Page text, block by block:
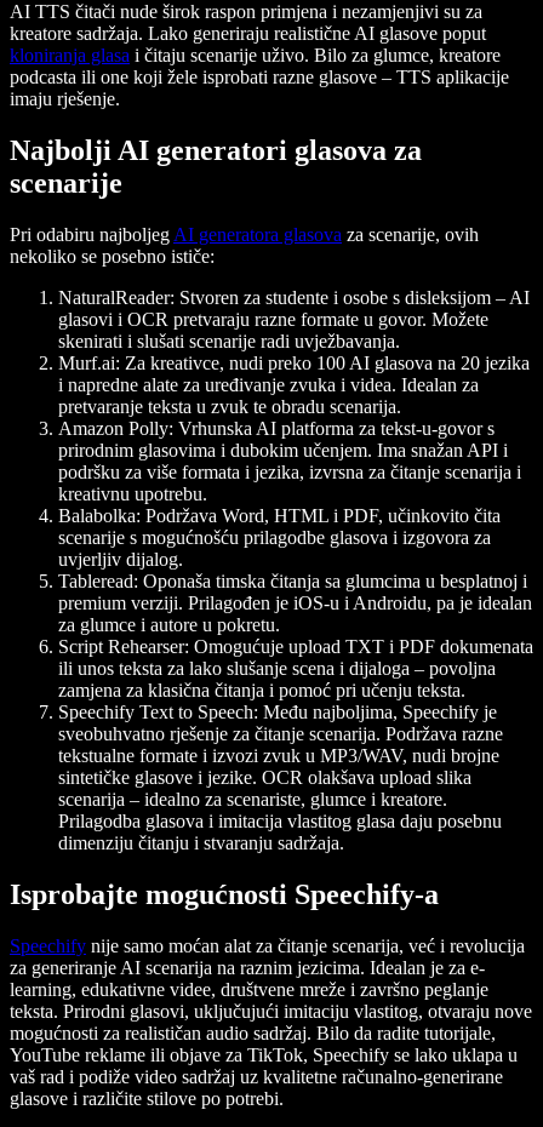
AI TTS čitači nude širok raspon primjena i nezamjenjivi su za
kreatore sadržaja. Lako generiraju realistične AI glasove poput
kloniranja glasa i čitaju scenarije uživo. Bilo za glumce, kreatore
podcasta ili one koji žele isprobati razne glasove – TTS aplikacije
imaju rješenje.
Najbolji AI generatori glasova za
scenarije
Pri odabiru najboljeg AI generatora glasova za scenarije, ovih
nekoliko se posebno ističe:
NaturalReader: Stvoren za studente i osobe s disleksijom – AI
glasovi i OCR pretvaraju razne formate u govor. Možete
skenirati i slušati scenarije radi uvježbavanja.
Murf.ai: Za kreativce, nudi preko 100 AI glasova na 20 jezika
i napredne alate za uređivanje zvuka i videa. Idealan za
pretvaranje teksta u zvuk te obradu scenarija.
Amazon Polly: Vrhunska AI platforma za tekst-u-govor s
prirodnim glasovima i dubokim učenjem. Ima snažan API i
podršku za više formata i jezika, izvrsna za čitanje scenarija i
kreativnu upotrebu.
Balabolka: Podržava Word, HTML i PDF, učinkovito čita
scenarije s mogućnošću prilagodbe glasova i izgovora za
uvjerljiv dijalog.
Tableread: Oponaša timska čitanja sa glumcima u besplatnoj i
premium verziji. Prilagođen je iOS-u i Androidu, pa je idealan
za glumce i autore u pokretu.
Script Rehearser: Omogućuje upload TXT i PDF dokumenata
ili unos teksta za lako slušanje scena i dijaloga – povoljna
zamjena za klasična čitanja i pomoć pri učenju teksta.
Speechify Text to Speech: Među najboljima, Speechify je
sveobuhvatno rješenje za čitanje scenarija. Podržava razne
tekstualne formate i izvozi zvuk u MP3/WAV, nudi brojne
sintetičke glasove i jezike. OCR olakšava upload slika
scenarija – idealno za scenariste, glumce i kreatore.
Prilagodba glasova i imitacija vlastitog glasa daju posebnu
dimenziju čitanju i stvaranju sadržaja.
Isprobajte mogućnosti Speechify-a
Speechify nije samo moćan alat za čitanje scenarija, već i revolucija
za generiranje AI scenarija na raznim jezicima. Idealan je za e-
learning, edukativne videe, društvene mreže i završno peglanje
teksta. Prirodni glasovi, uključujući imitaciju vlastitog, otvaraju nove
mogućnosti za realističan audio sadržaj. Bilo da radite tutorijale,
YouTube reklame ili objave za TikTok, Speechify se lako uklapa u
vaš rad i podiže video sadržaj uz kvalitetne računalno-generirane
glasove i različite stilove po potrebi.